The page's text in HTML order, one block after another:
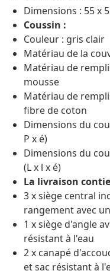
Dimensions : 55 x
Coussin :
Couleur : gris clair
Matériau de la
Matériau de
mousse
Matériau de
fibre de coton
Dimensions du
P x é)
Dimensions du
(L x l x é)
La livraison
3 x siège central
rangement avec
1 x siège d'angle
résistant à l'eau
2 x canapé
et sac résistant à